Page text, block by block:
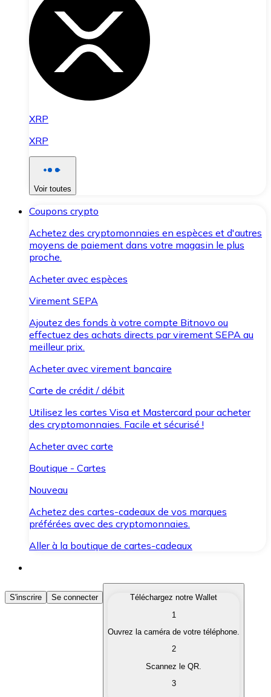
XRP
XRP
Voir toutes
Coupons crypto
Achetez des cryptomonnaies en espèces et d'autres
moyens de paiement dans votre magasin le plus
proche.
Acheter avec espèces
Virement SEPA
Ajoutez des fonds à votre compte Bitnovo ou
effectuez des achats directs par virement SEPA au
meilleur prix.
Acheter avec virement bancaire
Carte de crédit / débit
Utilisez les cartes Visa et Mastercard pour acheter
des cryptomonnaies. Facile et sécurisé !
Acheter avec carte
Boutique - Cartes
Nouveau
Achetez des cartes-cadeaux de vos marques
préférées avec des cryptomonnaies.
Aller à la boutique de cartes-cadeaux
Acheter des Cryptomonnaies
Achetez les cryptomonnaies qui vous intéressent
Convertissez vos cryptomonnaies en monnaie
S'inscrire Se connecter
Téléchargez notre Wallet
1
Ouvrez la caméra de votre téléphone.
2
Scannez le QR.
3